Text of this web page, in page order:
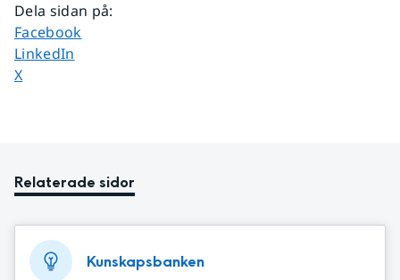
Dela sidan på:
Dela sidan på
Facebook
Dela sidan på
LinkedIn
Dela sidan på
X
Relaterade sidor
Kunskapsbanken